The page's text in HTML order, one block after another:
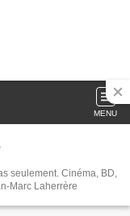
MENU
seulement. Cinéma, BD,
de gueule pourront s'inviter. Jean-Marc Laherrère